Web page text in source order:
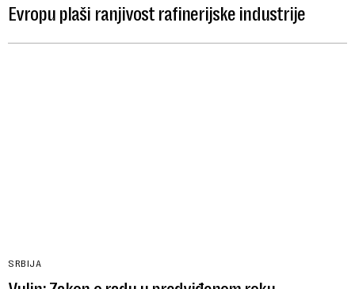
Evropu plaši ranjivost rafinerijske industrije
SRBIJA